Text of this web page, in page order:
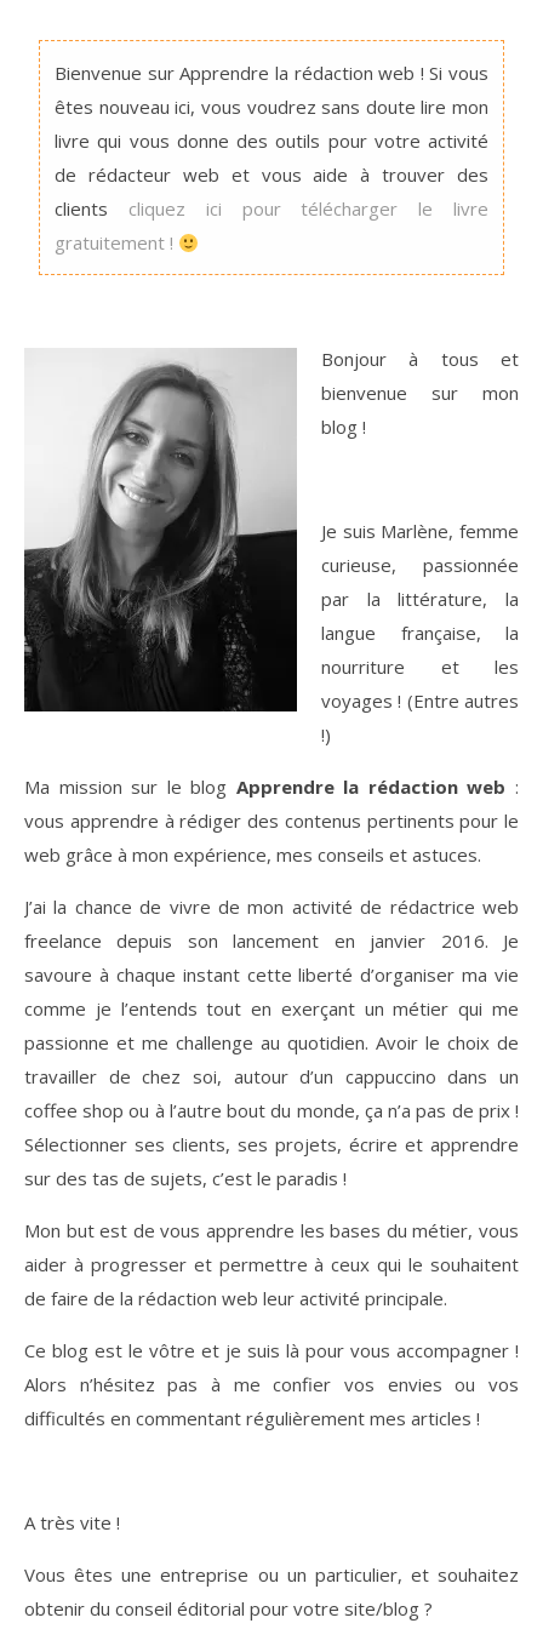
Bienvenue sur Apprendre la rédaction web ! Si vous
êtes nouveau ici, vous voudrez sans doute lire mon
livre qui vous donne des outils pour votre activité
de rédacteur web et vous aide à trouver des
clients cliquez ici pour télécharger le livre
gratuitement !
Bonjour à tous et
bienvenue sur mon
blog !
Je suis Marlène, femme
curieuse, passionnée
par la littérature, la
langue française, la
nourriture et les
voyages ! (Entre autres
!)
Ma mission sur le blog Apprendre la rédaction web :
vous apprendre à rédiger des contenus pertinents pour le
web grâce à mon expérience, mes conseils et astuces.
J’ai la chance de vivre de mon activité de rédactrice web
freelance depuis son lancement en janvier 2016. Je
savoure à chaque instant cette liberté d’organiser ma vie
comme je l’entends tout en exerçant un métier qui me
passionne et me challenge au quotidien. Avoir le choix de
travailler de chez soi, autour d’un cappuccino dans un
coffee shop ou à l’autre bout du monde, ça n’a pas de prix !
Sélectionner ses clients, ses projets, écrire et apprendre
sur des tas de sujets, c’est le paradis !
Mon but est de vous apprendre les bases du métier, vous
aider à progresser et permettre à ceux qui le souhaitent
de faire de la rédaction web leur activité principale.
Ce blog est le vôtre et je suis là pour vous accompagner !
Alors n’hésitez pas à me confier vos envies ou vos
difficultés en commentant régulièrement mes articles !
A très vite !
Vous êtes une entreprise ou un particulier, et souhaitez
obtenir du conseil éditorial pour votre site/blog ?